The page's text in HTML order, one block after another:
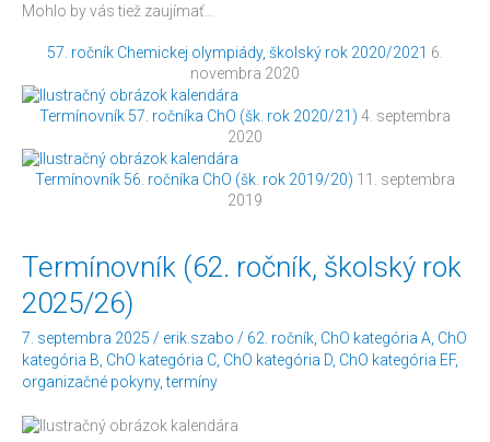
Mohlo by vás tiež zaujímať…
57. ročník Chemickej olympiády, školský rok 2020/2021 6.
novembra 2020
Termínovník 57. ročníka ChO (šk. rok 2020/21) 4. septembra
2020
Termínovník 56. ročníka ChO (šk. rok 2019/20) 11. septembra
2019
Termínovník (62. ročník, školský rok
2025/26)
7. septembra 2025 / erik.szabo / 62. ročník ChO kategória A ChO
kategória B ChO kategória C ChO kategória D ChO kategória EF,
organizačné pokyny,termíny
Termínovník
(62.
ročník,
rok
2025/26)